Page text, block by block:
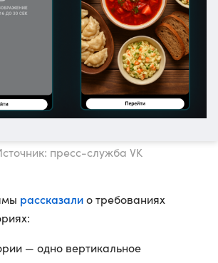
пресс-служба VK
рассказалио требованиях
— одно вертикальное